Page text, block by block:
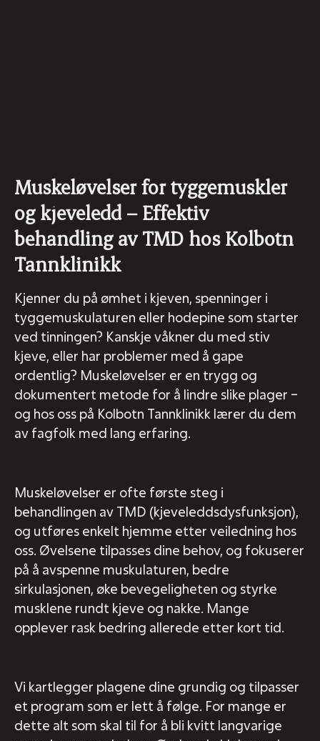
Muskeløvelser for tyggemuskler
og kjeveledd – Effektiv
behandling av TMD hos Kolbotn
Tannklinikk
Kjenner du på ømhet i kjeven, spenninger i
tyggemuskulaturen eller hodepine som starter
ved tinningen? Kanskje våkner du med stiv
kjeve, eller har problemer med å gape
ordentlig? Muskeløvelser er en trygg og
dokumentert metode for å lindre slike plager –
og hos oss på Kolbotn Tannklinikk lærer du dem
av fagfolk med lang erfaring.
Muskeløvelser er ofte første steg i
behandlingen av TMD (kjeveleddsdysfunksjon),
og utføres enkelt hjemme etter veiledning hos
oss. Øvelsene tilpasses dine behov, og fokuserer
på å avspenne muskulaturen, bedre
sirkulasjonen, øke bevegeligheten og styrke
musklene rundt kjeve og nakke. Mange
opplever rask bedring allerede etter kort tid.
Vi kartlegger plagene dine grundig og tilpasser
et program som er lett å følge. For mange er
dette alt som skal til for å bli kvitt langvarige